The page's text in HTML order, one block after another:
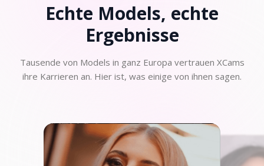
Echte Models, echte
Ergebnisse
Tausende von Models in ganz Europa vertrauen XCams
ihre Karrieren an. Hier ist, was einige von ihnen sagen.